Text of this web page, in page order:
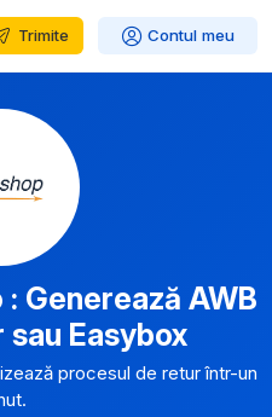
Trimite Contul meu
Generează AWB
Easybox
procesul de retur într-un